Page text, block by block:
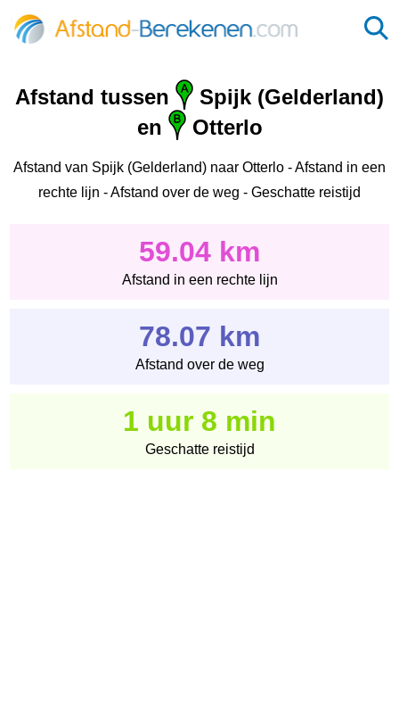
Afstand tussen
Spijk (Gelderland)
en
Otterlo
Afstand van Spijk (Gelderland) naar Otterlo - Afstand in een
rechte lijn - Afstand over de weg - Geschatte reistijd
59.04 km
Afstand in een rechte lijn
78.07 km
Afstand over de weg
1 uur 8 min
Geschatte reistijd